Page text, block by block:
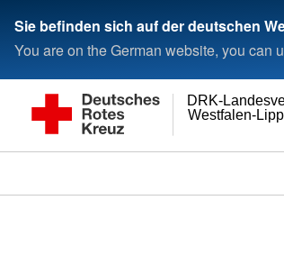
Sie befinden sich auf der deutschen
You are on the German website, you can
Westfalen-
DRK-